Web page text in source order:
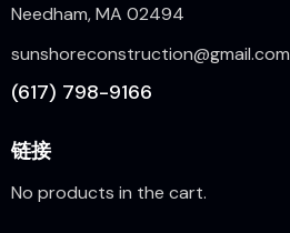
Needham, MA 02494
sunshoreconstruction@gmail.com
(617) 798-9166
链接
No products in the cart.